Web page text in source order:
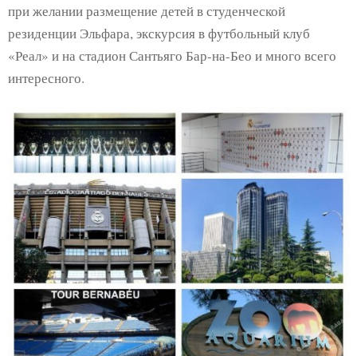
при желании размещение детей в студенческой
резиденции Эльфара, экскурсия в футбольный клуб
«Реал» и на стадион Сантьяго Бар-на-Бео и много всего
интересного.